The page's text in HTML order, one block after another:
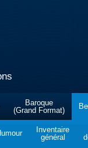
Baroque
(Grand Format)
Inventaire
général